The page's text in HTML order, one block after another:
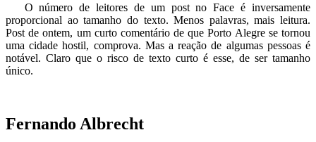
O número de leitores de um post no Face é inversamente
proporcional ao tamanho do texto. Menos palavras, mais leitura.
Post de ontem, um curto comentário de que Porto Alegre se tornou
uma cidade hostil, comprova. Mas a reação de algumas pessoas é
notável. Claro que o risco de texto curto é esse, de ser tamanho
único.
Fernando Albrecht